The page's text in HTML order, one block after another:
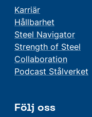
Karriär
Hållbarhet
Steel Navigator
Strength of Steel
Collaboration
Podcast Stålverket
Följ oss